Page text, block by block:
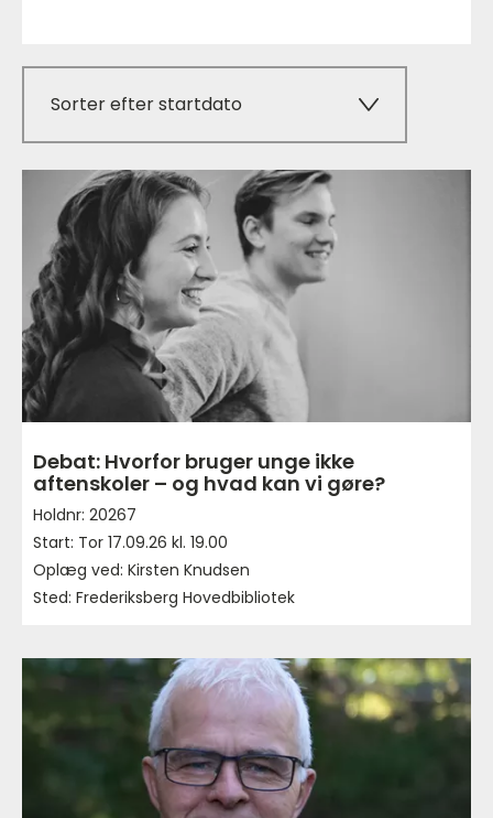
Sorter efter startdato
Debat: Hvorfor bruger unge ikke
aftenskoler – og hvad kan vi gøre?
Holdnr: 20267
Start: Tor 17.09.26 kl. 19.00
Oplæg ved: Kirsten Knudsen
Sted: Frederiksberg Hovedbibliotek